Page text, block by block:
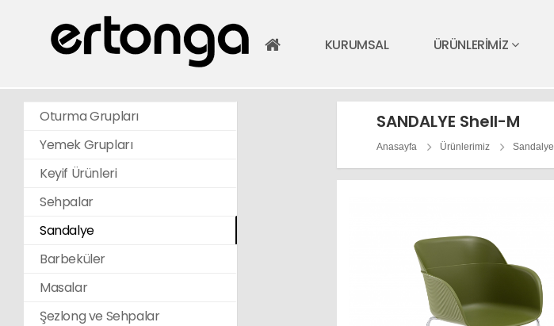
KURUMSAL ÜRÜNLERİMİZ
Oturma Grupları
Yemek Grupları
Keyif Ürünleri
Sehpalar
Sandalye
Barbeküler
Masalar
Şezlong ve Sehpalar
SANDALYE Shell-M
Anasayfa Ürünlerimiz Sandalye